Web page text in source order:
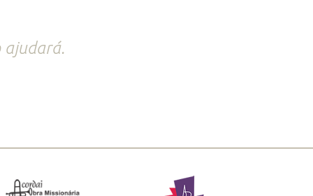
ajudará.